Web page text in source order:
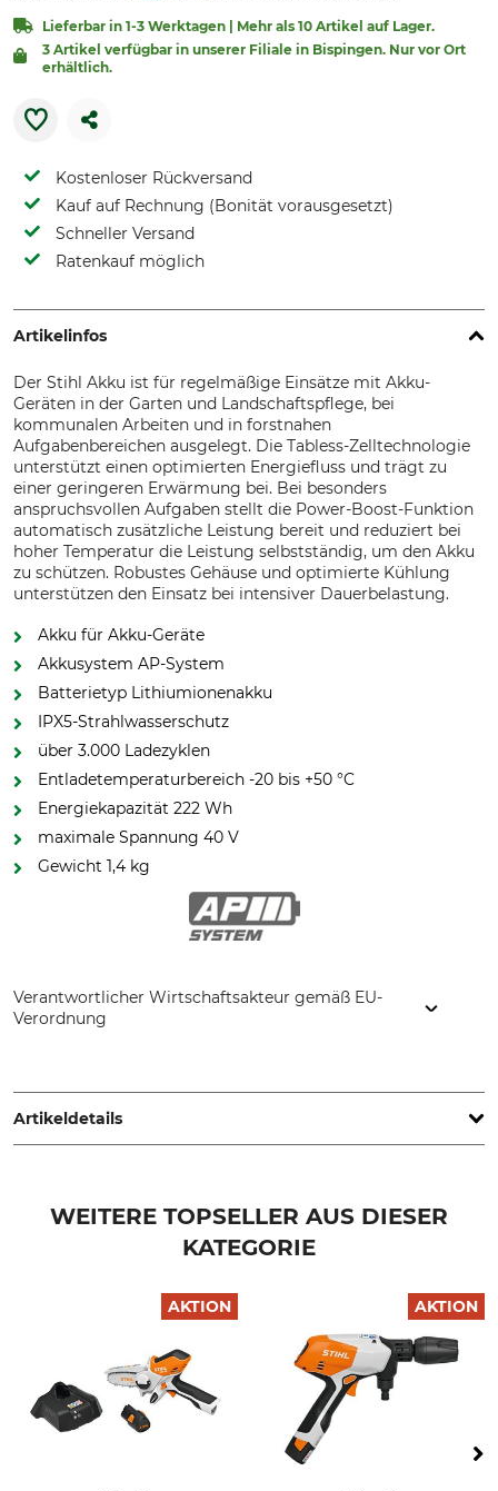
Lieferbar in 1-3 Werktagen | Mehr als 10 Artikel auf Lager.
3 Artikel verfügbar in unserer Filiale in Bispingen. Nur vor Ort
erhältlich.
Kostenloser Rückversand
Kauf auf Rechnung (Bonität vorausgesetzt)
Schneller Versand
Ratenkauf möglich
Artikelinfos
Der Stihl Akku ist für regelmäßige Einsätze mit Akku-
Geräten in der Garten und Landschaftspflege, bei
kommunalen Arbeiten und in forstnahen
Aufgabenbereichen ausgelegt. Die Tabless-Zelltechnologie
unterstützt einen optimierten Energiefluss und trägt zu
einer geringeren Erwärmung bei. Bei besonders
anspruchsvollen Aufgaben stellt die Power-Boost-Funktion
automatisch zusätzliche Leistung bereit und reduziert bei
hoher Temperatur die Leistung selbstständig, um den Akku
zu schützen. Robustes Gehäuse und optimierte Kühlung
unterstützen den Einsatz bei intensiver Dauerbelastung.
Akku für Akku-Geräte
Akkusystem AP-System
Batterietyp Lithiumionenakku
IPX5-Strahlwasserschutz
über 3.000 Ladezyklen
Entladetemperaturbereich -20 bis +50 °C
Energiekapazität 222 Wh
maximale Spannung 40 V
Gewicht 1,4 kg
Verantwortlicher Wirtschaftsakteur gemäß EU-
Verordnung
64807 Dieburg, Germany, www.stihl.de
Artikeldetails
Akkusystem
Modellbezeichnung
ALLPRO AP 200.0 P
Max. Spannung
40 V
Batterietyp
Li-Ion-Akku
Hersteller-Artikel-Nr.
WEITERE TOPSELLER AUS DIESER
KATEGORIE
AKTION AKTION